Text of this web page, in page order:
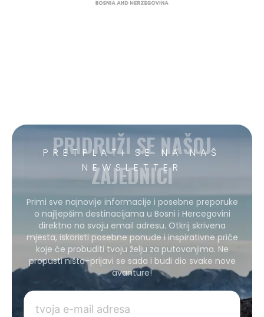
PRETPLATI SE NA NAŠ
NEWSLETTER
PRIDRUŽI SE NAŠOJ
ZAJEDNICI
Primi sve najnovije informacije i posebne preporuke
o najljepšim destinacijama u Bosni i Hercegovini
direktno na svoju email adresu. Otkrij skrivena
mjesta, iskoristi posebne ponude i inspirativne priče
koje će probuditi tvoju želju za putovanjima. Ne
propusti ništa–prijavi se sada i budi dio svake nove
avanture!